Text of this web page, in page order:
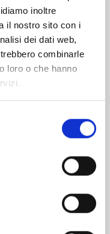
inoltre
il nostro sito con i
dei dati web,
combinarle
loro o che hanno